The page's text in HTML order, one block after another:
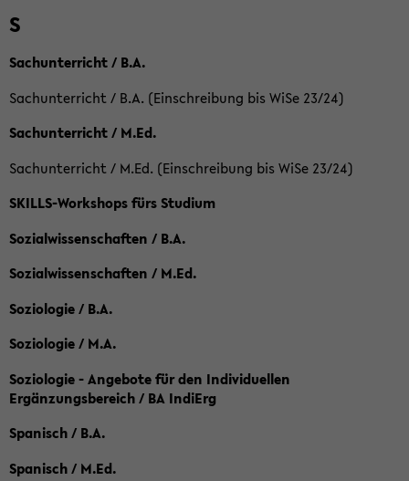
S
Sachunterricht / B.A.
Sachunterricht / B.A. (Einschreibung bis WiSe 23/24)
Sachunterricht / M.Ed.
Sachunterricht / M.Ed. (Einschreibung bis WiSe 23/24)
SKILLS-Workshops fürs Studium
Sozialwissenschaften / B.A.
Sozialwissenschaften / M.Ed.
Soziologie / B.A.
Soziologie / M.A.
Soziologie - Angebote für den Individuellen
Ergänzungsbereich / BA IndiErg
Spanisch / B.A.
Spanisch / M.Ed.